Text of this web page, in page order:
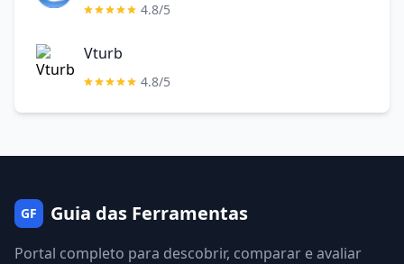
4.8/5
Vturb
4.8/5
GF Guia das Ferramentas
Portal completo para descobrir, comparar e avaliar